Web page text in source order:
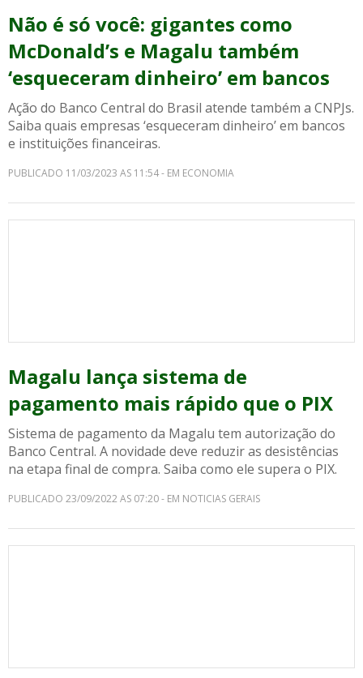
Não é só você: gigantes como
McDonald’s e Magalu também
‘esqueceram dinheiro’ em bancos
Ação do Banco Central do Brasil atende também a CNPJs.
Saiba quais empresas ‘esqueceram dinheiro’ em bancos
e instituições financeiras.
PUBLICADO 11/03/2023 AS 11:54 - EM ECONOMIA
Magalu lança sistema de
pagamento mais rápido que o PIX
Sistema de pagamento da Magalu tem autorização do
Banco Central. A novidade deve reduzir as desistências
na etapa final de compra. Saiba como ele supera o PIX.
PUBLICADO 23/09/2022 AS 07:20 - EM NOTICIAS GERAIS